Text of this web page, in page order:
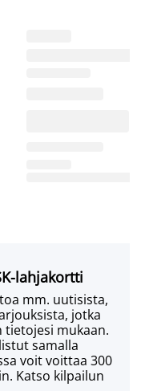
lahjakortti
mm. uutisista,
jotka
mukaan.
samalla
voit voittaa 300
Katso kilpailun